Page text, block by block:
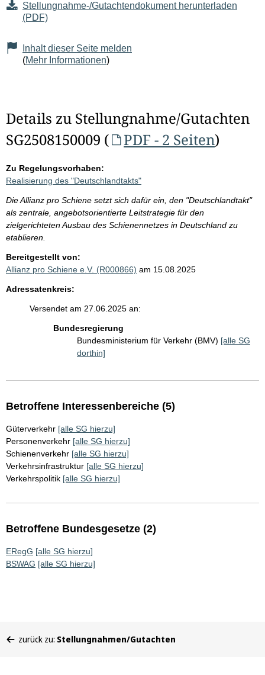
Stellungnahme-/Gutachtendokument herunterladen
(PDF)
Inhalt dieser Seite melden
(Mehr Informationen)
Details zu Stellungnahme/Gutachten
SG2508150009 (
PDF - 2 Seiten)
Zu Regelungsvorhaben:
Realisierung des "Deutschlandtakts"
Die Allianz pro Schiene setzt sich dafür ein, den "Deutschlandtakt"
als zentrale, angebotsorientierte Leitstrategie für den
zielgerichteten Ausbau des Schienennetzes in Deutschland zu
etablieren.
Bereitgestellt von:
Allianz pro Schiene e.V. (R000866) am 15.08.2025
Adressatenkreis:
Versendet am 27.06.2025 an:
Bundesregierung
Bundesministerium für Verkehr (BMV) [alle SG
dorthin]
Betroffene Interessenbereiche (5)
Güterverkehr [alle SG hierzu]
Personenverkehr [alle SG hierzu]
Schienenverkehr [alle SG hierzu]
Verkehrsinfrastruktur [alle SG hierzu]
Verkehrspolitik [alle SG hierzu]
Betroffene Bundesgesetze (2)
ERegG [alle SG hierzu]
BSWAG [alle SG hierzu]
befinden
zurück zu: Stellungnahmen/Gutachten